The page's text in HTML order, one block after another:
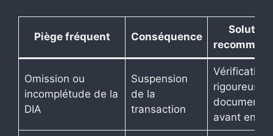
Piège fréquent Conséquence
Solution
Omission ou
incomplétude de la
DIA
Suspension
de la
transaction
Vérification
rigoureuse
documents
avant envoi